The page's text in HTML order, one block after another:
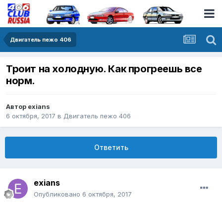
Двигатель пежо 406
Троит на холодную. Как прогреешь все
норм.
Автор exians
6 октября, 2017 в Двигатель пежо 406
Ответить
exians
Опубликовано 6 октября, 2017